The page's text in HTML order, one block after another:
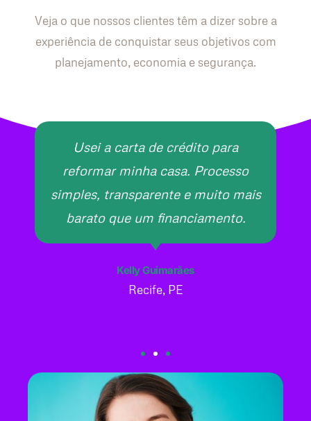
Veja o que nossos clientes têm a dizer sobre a
experiência de conquistar seus objetivos com
planejamento, economia e segurança.
Usei a carta de crédito para
reformar minha casa. Processo
simples, transparente e muito mais
barato que um financiamento.
Kelly Guimarães
Recife, PE